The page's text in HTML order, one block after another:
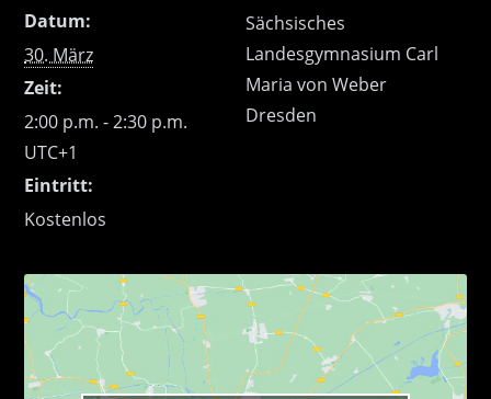
Datum:
30. März
Zeit:
2:00 p.m. - 2:30 p.m.
UTC+1
Eintritt:
Kostenlos
Sächsisches
Landesgymnasium Carl
Maria von Weber
Dresden